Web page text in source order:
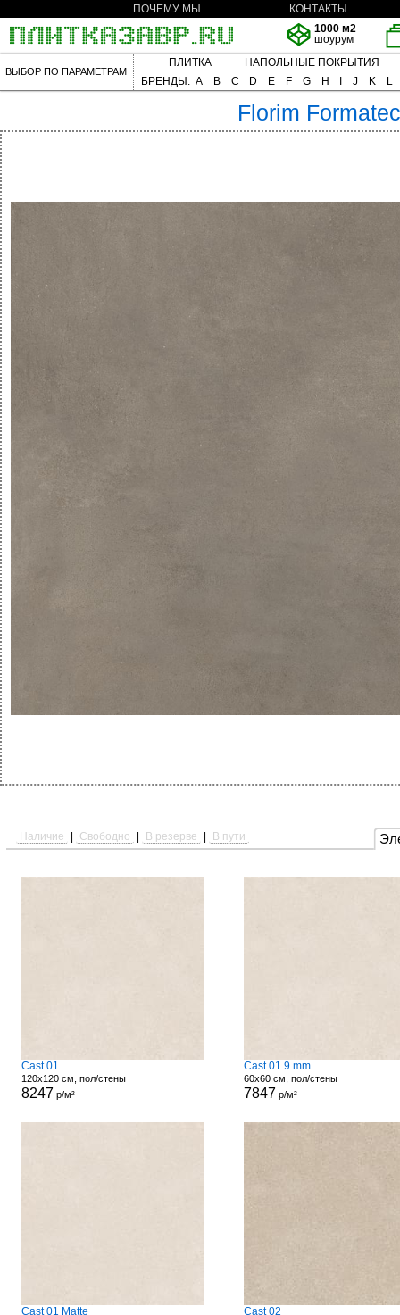
ПОЧЕМУ МЫ
КОНТАКТЫ
1000 м2
шоурум
ВЫБОР ПО ПАРАМЕТРАМ
ПЛИТКА
НАПОЛЬНЫЕ ПОКРЫТИЯ
БРЕНДЫ: A B C D E F G H J K L
Florim
Наличие Свободно В резерве В пути
Cast 01
120x120 см, пол/стены
8247 р/м²
Cast 01 9 mm
60x60 см, пол/стены
7847 р/м²
Cast 01 Matte Cast 02